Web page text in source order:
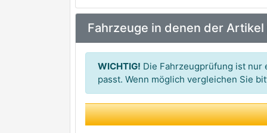
TEXTAR premium Marke
APEC
BORG & BECK
DON
MGA
MINTEX
Fahrzeuge in denen der
WICHTIG! Die Fahrzeugprüfung ist nur
passt. Wenn möglich vergleichen Sie